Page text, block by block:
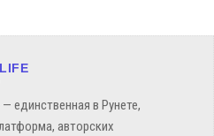
LIFE
единственная в Рунете,
авторских